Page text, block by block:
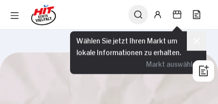
Wählen Sie jetzt Ihren Markt um
lokale Informationen zu erhalten.
Markt auswählen